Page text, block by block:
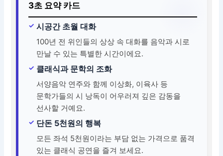
3초 요약 카드
시공간 초월 대화
100년 전 위인들의 상상 속 대화를 음악과 시로
만날 수 있는 특별한 시간이에요.
클래식과 문학의 조화
서양음악 연주와 함께 이상화, 이육사 등
문학가들의 시 낭독이 어우러져 깊은 감동을
선사할 거예요.
단돈 5천원의 행복
모든 좌석 5천원이라는 부담 없는 가격으로 품격
있는 클래식 공연을 즐겨 보세요.